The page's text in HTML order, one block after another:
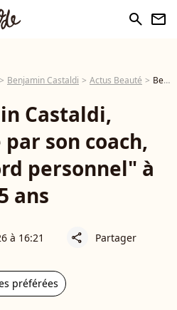
search newsletter
Benjamin Castaldi Actus Beauté Benjamin Castaldi, transformé par son coach, bat un "record personnel" à 55 ans
Castaldi,
son coach,
personnel" à
ans
à 16:21 share Partager
préférées